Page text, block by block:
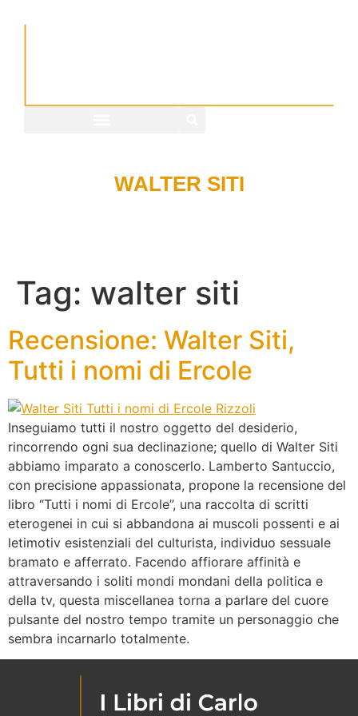
WALTER SITI
Tag: walter siti
Recensione: Walter Siti,
Tutti i nomi di Ercole
Inseguiamo tutti il nostro oggetto del desiderio,
rincorrendo ogni sua declinazione; quello di Walter Siti
abbiamo imparato a conoscerlo. Lamberto Santuccio,
con precisione appassionata, propone la recensione del
libro “Tutti i nomi di Ercole”, una raccolta di scritti
eterogenei in cui si abbandona ai muscoli possenti e ai
letimotiv esistenziali del culturista, individuo sessuale
bramato e afferrato. Facendo affiorare affinità e
attraversando i soliti mondi mondani della politica e
della tv, questa miscellanea torna a parlare del cuore
pulsante del nostro tempo tramite un personaggio che
sembra incarnarlo totalmente.